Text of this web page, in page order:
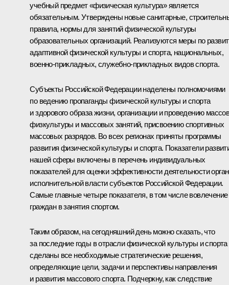
учебный предмет «физическая культура» является
обязательным. Утверждены новые санитарные,
правила, нормы для занятий физической культуры
образовательных организаций. Реализуются меры по
адаптивной физической культуры и спорта, национальных,
военно-прикладных, служебно-прикладных видов спорта.
Субъекты Российской Федерации наделены полномочиями
по ведению пропаганды физической культуры и спорта
и здорового образа жизни, организации и проведению
физкультуры и массовых занятий, присвоению спортивных
массовых разрядов. Во всех регионах приняты программы
развития физической культуры и спорта. Показатели
нашей сферы включены в перечень индивидуальных
показателей для оценки эффективности деятельности
исполнительной власти субъектов Российской Федерации.
Самые главные четыре показателя, в том числе вовлечение
граждан в занятия спортом.
Таким образом, на сегодняшний день можно сказать, что
за последние годы в отрасли физической культуры и спорта
сделаны все необходимые стратегические решения,
определяющие цели, задачи и перспективы направления
и развития массового спорта. Подчеркну, как следствие